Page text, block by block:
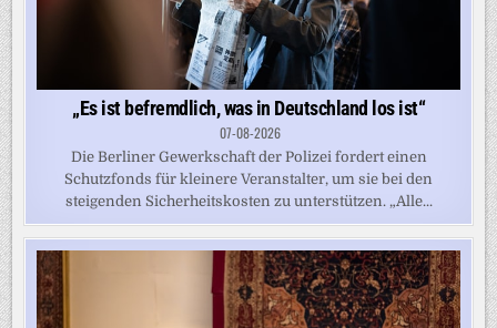
„Es ist befremdlich, was in Deutschland los ist“
07-08-2026
Die Berliner Gewerkschaft der Polizei fordert einen
Schutzfonds für kleinere Veranstalter, um sie bei den
steigenden Sicherheitskosten zu unterstützen. „Alle...